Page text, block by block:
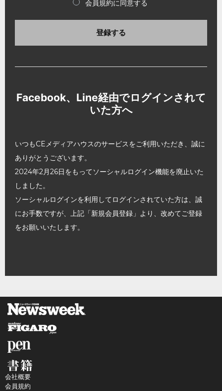
会員規約に同意する
登録する
Facebook、Line経由でログインされて
いた方へ
いつもCEメディアハウスのサービスをご利用いただき、誠に
ありがとうございます。
2024年2月26日をもってソーシャルログイン機能を廃止いた
しました。
ソーシャルログインを利用してログインされていた方は、誠
にお手数ですが、上記「新規会員登録」より、改めてご登録
をお願いいたします。
会社概要
会員規約